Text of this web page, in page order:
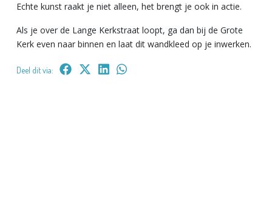
Echte kunst raakt je niet alleen, het brengt je ook in actie.
Als je over de Lange Kerkstraat loopt, ga dan bij de Grote
Kerk even naar binnen en laat dit wandkleed op je inwerken.
Deel dit via: